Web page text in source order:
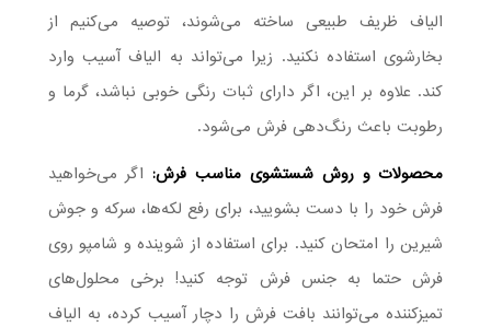
الیاف ظریف طبیعی ساخته می‌شوند، توصیه می‌کنیم از
بخارشوی استفاده نکنید. زیرا می‌تواند به الیاف آسیب وارد
کند. علاوه بر این، اگر دارای ثبات رنگی خوبی نباشد، گرما و
رطوبت باعث رنگ‌دهی فرش می‌شود.
محصولات و روش شستشوی مناسب فرش:اگر می‌خواهید
فرش خود را با دست بشویید، برای رفع لکه‌ها، سرکه و جوش
شیرین را امتحان کنید. برای استفاده از شوینده و شامپو روی
فرش حتما به جنس فرش توجه کنید! برخی محلول‌های
تمیزکننده می‌توانند بافت فرش را دچار آسیب کرده، به الیاف